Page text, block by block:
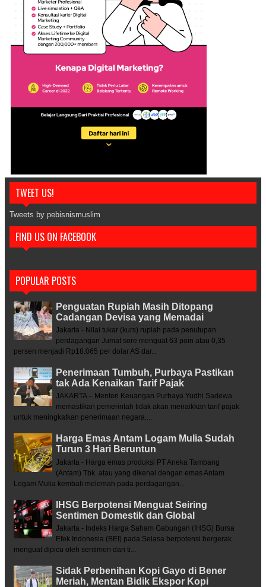
TWEET US!
Tweets by pebisnismuslim
FIND US ON FACEBOOK
POPULAR POSTS
Penguatan Rupiah Masih Ditopang
Cadangan Devisa yang Memadai
Jakarta - Nilai tukar (kurs) rupiah pada penutupan
perdagangan Jumat sore menguat 63 poin atau 0,35
persen menjadi Rp18.065 per dolar AS dar...
Penerimaan Tumbuh, Purbaya Pastikan
tak Ada Kenaikan Tarif Pajak
JAKARTA – Menteri Keuangan Purbaya Yudhi Sadewa
memastikan pemerintah tidak akan menaikkan tarif pajak
untuk meningkatkan penerimaan negara....
Harga Emas Antam Logam Mulia Sudah
Turun 3 Hari Beruntun
Jakarta - Harga emas produksi PT Aneka Tambang
(Antam) Tbk. atau yang dikenal dengan emas Antam
Logam Mulia kembali melemah pada perdagangan...
IHSG Berpotensi Menguat Seiring
Sentimen Domestik dan Global
Jakarta - Indeks Harga Saham Gabungan (IHSG) Bursa
Efek Indonesia (BEI) pada Selasa berpotensi bergerak
menguat dipicu oleh sentimen dari ti...
Sidak Perbenihan Kopi Gayo di Bener
Meriah, Mentan Bidik Ekspor Kopi